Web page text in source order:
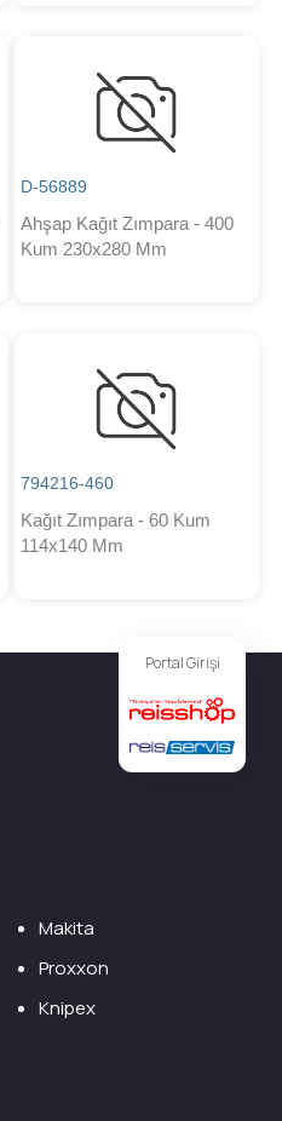
D-56889
Ahşap Kağıt Zımpara - 400
Kum 230x280 Mm
794216-460
Kağıt Zımpara - 60 Kum
114x140 Mm
Portal Girişi
Makita
Proxxon
Knipex